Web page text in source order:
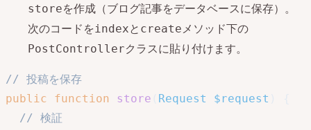
storeを作成（ブログ記事をデータベースに保存）。
次のコードをindexと createメソッド下の
PostControllerクラスに貼り付けます。
// 投稿を保存
public
function store Request $request
// 検証